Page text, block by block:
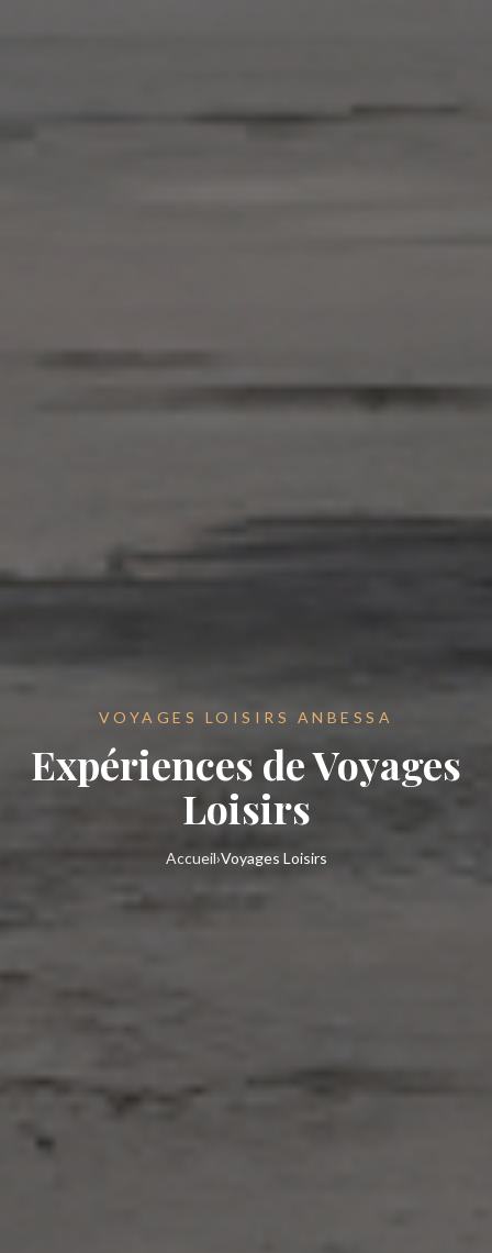
VOYAGES LOISIRS ANBESSA
Expériences de Voyages
Loisirs
Accueil›Voyages Loisirs